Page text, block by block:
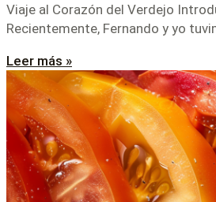
Viaje al Corazón del Verdejo
Recientemente, Fernando y yo
Leer más »